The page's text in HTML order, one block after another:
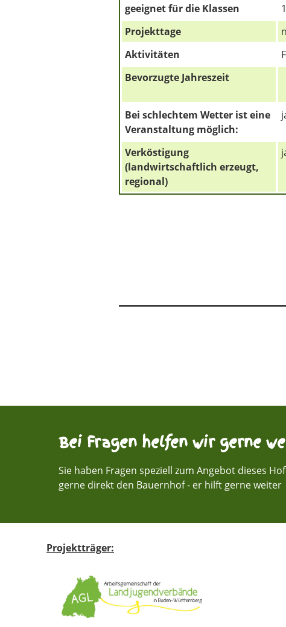
geeignet für die Klassen
Projekttage
Aktivitäten
Bevorzugte Jahreszeit
Bei schlechtem Wetter ist eine
Veranstaltung möglich:
Verköstigung
(landwirtschaftlich erzeugt,
regional)
Bei Fragen helfen wir gerne
Sie haben Fragen speziell zum Angebot dieses
gerne direkt den Bauernhof - er hilft gerne weiter
Projektträger: